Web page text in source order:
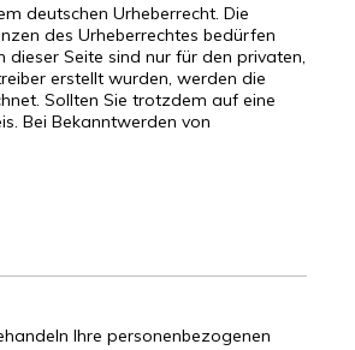
deutschen Urheberrecht. Die
des Urheberrechtes bedürfen
Seite sind nur für den privaten,
erstellt wurden, werden die
Sollten Sie trotzdem auf eine
Bei Bekanntwerden von
Ihre personenbezogenen